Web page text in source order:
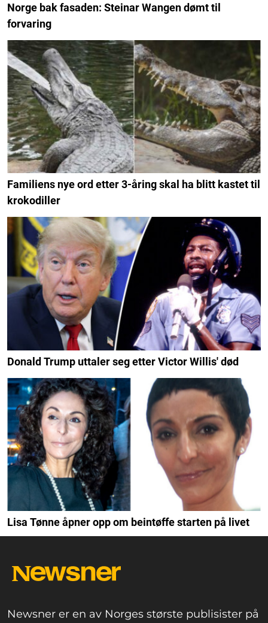
Norge bak fasaden: Steinar Wangen dømt til
forvaring
Familiens nye ord etter 3-åring skal ha blitt kastet til
krokodiller
Donald Trump uttaler seg etter Victor Willis' død
Lisa Tønne åpner opp om beintøffe starten på livet
Newsner er en av Norges største publisister på